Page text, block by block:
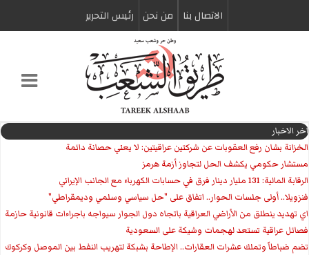
الاتصال بنا من نحن رئیس التحریر
اخر الاخبار
الخزانة بشان رفع العقوبات عن شركتين عراقيتين: لا يعني حصانة دائمة
مستشار حكومي يكشف الحل لتجاوز أزمة هرمز
الرقابة المالية: 131 مليار دينار فرق في حسابات الكهرباء مع الجانب الإيراني
فنزويلا.. أولى جلسات الحوار.. اتفاق على "حل سياسي وسلمي وديمقراطي"
اي تهديد ينطلق من الأراضي العراقية باتجاه دول الجوار سيواجه باجراءات قانونية حازمة
فصائل عراقية تستعد لهجمات وشيكة على السعودية
تضم ضباطاً وتملك عشرات العقارات.. الإطاحة بشبكة لتهريب النفط بين الموصل وكركوك